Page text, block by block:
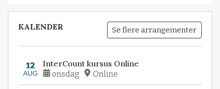
KALENDER Se flere arrangementer
12
AUG
InterCount kursus Online
onsdag Online